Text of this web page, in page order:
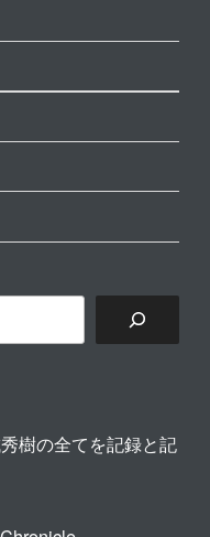
樹の全てを記録と記